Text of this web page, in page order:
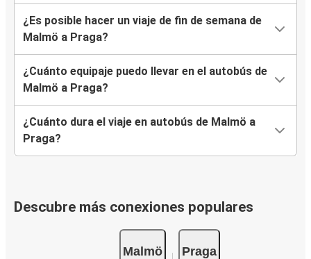
¿Es posible hacer un viaje de fin de semana de
Malmö a Praga?
¿Cuánto equipaje puedo llevar en el autobús de
Malmö a Praga?
¿Cuánto dura el viaje en autobús de Malmö a
Praga?
Descubre más conexiones populares
Malmö Praga